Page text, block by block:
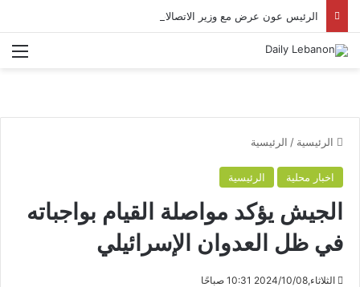
الرئيسية / الرئيسية
اخبار محلية الرئيسية
الجيش يؤكد مواصلة القيام بواجباته
في ظل العدوان الإسرائيلي
الثلاثاء,2024/10/08 10:31 صباحًا